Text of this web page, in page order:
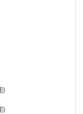
)
)